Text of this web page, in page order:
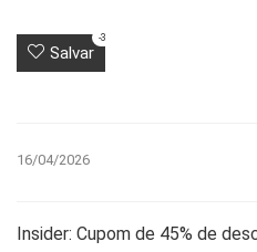
Salvar
-3
16/04/2026
Insider: Cupom de 45% de